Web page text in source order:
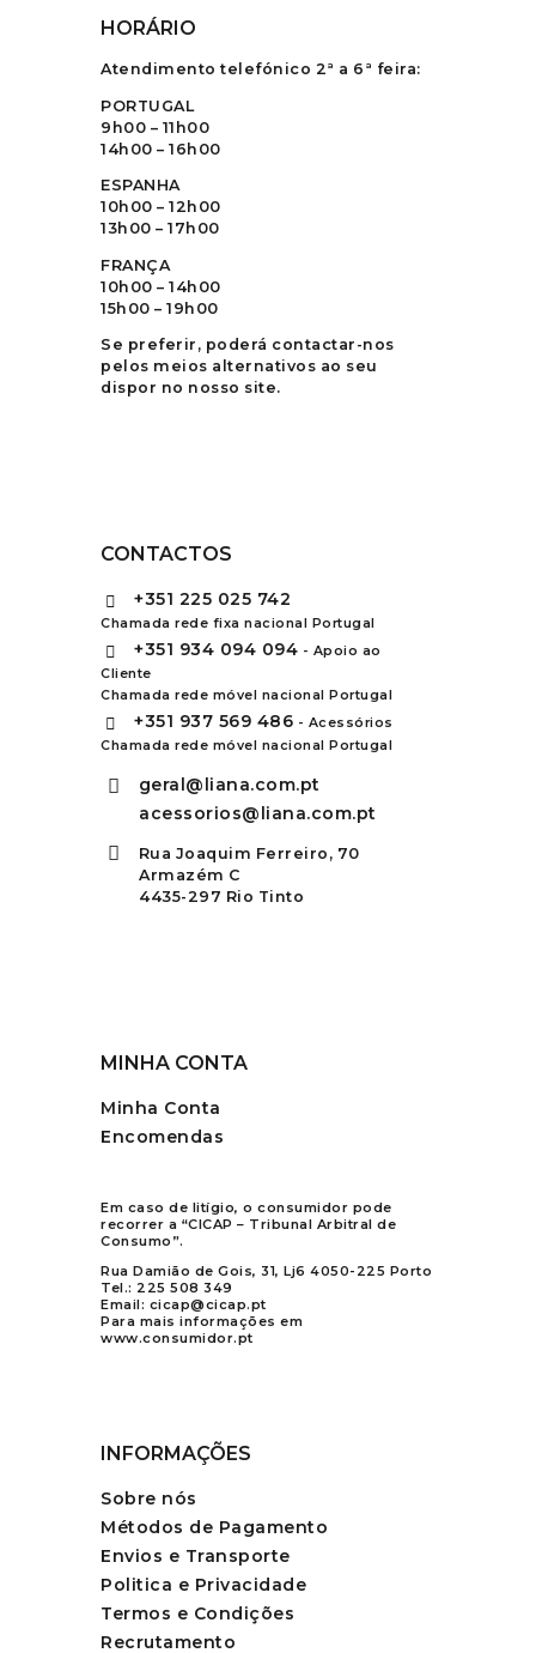
HORÁRIO
Atendimento telefónico 2ª a 6ª feira:
PORTUGAL
9h00 – 11h00
14h00 – 16h00
ESPANHA
10h00 – 12h00
13h00 – 17h00
FRANÇA
10h00 – 14h00
15h00 – 19h00
Se preferir, poderá contactar-nos
pelos meios alternativos ao seu
dispor no nosso site.
CONTACTOS
+351 225 025 742
Chamada rede fixa nacional Portugal
+351 934 094 094 - Apoio ao
Cliente
Chamada rede móvel nacional Portugal
+351 937 569 486 - Acessórios
Chamada rede móvel nacional Portugal
geral@liana.com.pt
acessorios@liana.com.pt
Rua Joaquim Ferreiro, 70
Armazém C
4435-297 Rio Tinto
MINHA CONTA
Minha Conta
Encomendas
Em caso de litígio, o consumidor pode
recorrer a “CICAP – Tribunal Arbitral de
Consumo”.
Rua Damião de Gois, 31, Lj6 4050-225 Porto
Tel.: 225 508 349
Email: cicap@cicap.pt
Para mais informações em
www.consumidor.pt
INFORMAÇÕES
Sobre nós
Métodos de Pagamento
Envios e Transporte
Politica e Privacidade
Termos e Condições
Recrutamento